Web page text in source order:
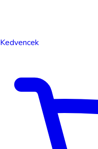
Kedvencek